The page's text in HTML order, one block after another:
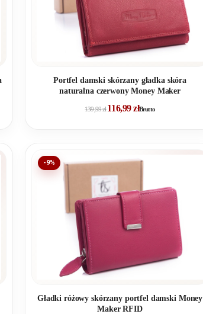
Portfel damski skórzany gładka skóra
naturalna czerwony Money Maker
139,99zł 116,99złBrutto
-9%
Gładki różowy skórzany portfel damski Money
Maker RFID